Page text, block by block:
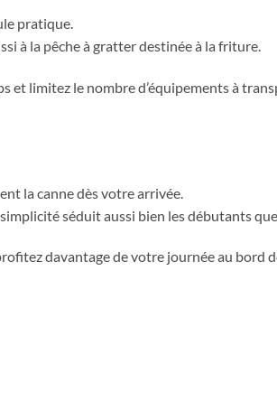
pratique.
à la pêche à gratter destinée à la friture.
et limitez le nombre d’équipements à
la canne dès votre arrivée.
séduit aussi bien les débutants
davantage de votre journée au bord